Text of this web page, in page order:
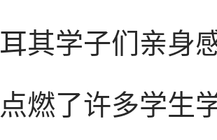
耳其学子们亲身
点燃了许多学生